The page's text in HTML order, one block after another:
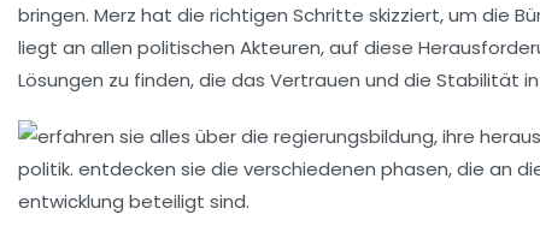
bringen. Merz hat die richtigen Schritte skizziert, um die
liegt an allen politischen Akteuren, auf diese
Lösungen zu finden, die das Vertrauen und die Stabilität